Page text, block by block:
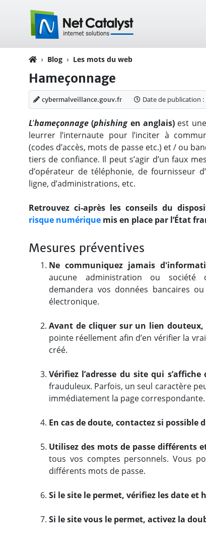
Blog Les mots du web
Hameçonnage
cybermalveillance.gouv.fr Date de publication :
L’hameçonnage (phishing en anglais) est
leurrer l’internaute pour l’inciter à
(codes d’accès, mots de passe etc.) et / ou
tiers de confiance. Il peut s’agir d’un faux
d’opérateur de téléphonie, de fournisseur
ligne, d’administrations, etc.
Retrouvez ci-après les conseils du
risque numérique mis en place par l’État
Mesures préventives
Ne communiquez jamais
aucune administration ou société
demandera vos données bancaires
électronique.
Avant de cliquer sur un lien
pointe réellement afin d’en vérifier la
créé.
Vérifiez l’adresse du site qui
frauduleux. Parfois, un seul caractère
immédiatement la page correspondante.
En cas de doute, contactez si possible
Utilisez des mots de passe différents
tous vos comptes personnels. Vous
différents mots de passe.
Si le site le permet, vérifiez les date et
Si le site vous le permet, activez la